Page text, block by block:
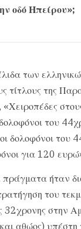
οδό Ηπείρου»;
των
τίτλους της
του
δολοφόνοι του
για 120
πράγματα ήταν
του
στην
αθώος)